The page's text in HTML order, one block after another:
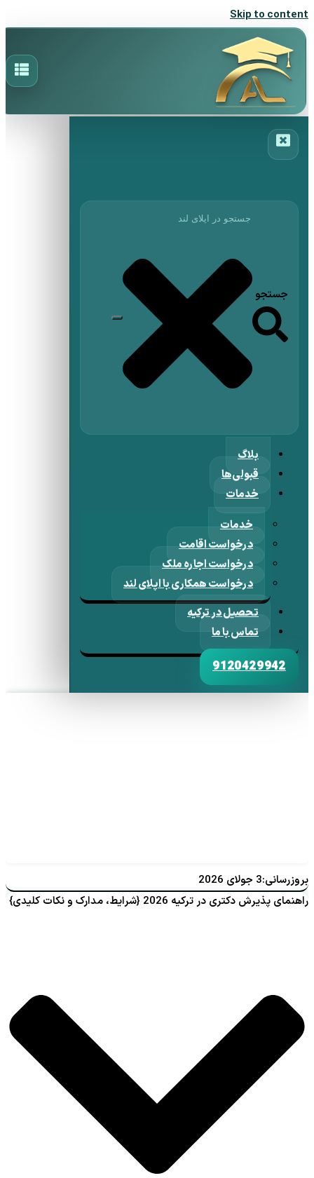
Skip to content
جستجو
بلاگ
قبولی‌ها
خدمات
خدمات
درخواست اقامت
درخواست اجاره ملک
درخواست همکاری با اپلای لند
تحصیل در ترکیه
تماس با ما
9120429942
بروزرسانی:3 جولای 2026
راهنمای پذیرش دکتری در ترکیه 2026 {شرایط، مدارک و نکات کلیدی}